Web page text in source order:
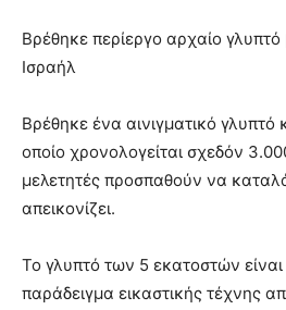
Βρέθηκε περίεργο αρχαίο γλυπτό
Ισραήλ
Βρέθηκε ένα αινιγματικό γλυπτό
οποίο χρονολογείται σχεδόν
μελετητές προσπαθούν να
απεικονίζει.
Το γλυπτό των 5 εκατοστών είναι
παράδειγμα εικαστικής τέχνης